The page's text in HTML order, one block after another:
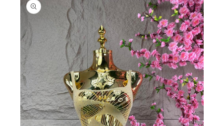
información
del producto